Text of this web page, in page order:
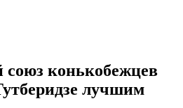
конькобежцев
лучшим